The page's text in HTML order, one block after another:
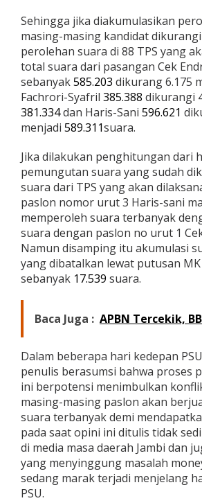
Sehingga jika diakumulasikan
masing-masing kandidat
perolehan suara di 88 TPS yang
total suara dari pasangan Cek
sebanyak585.203 dikurang 6.175
Fachrori-Syafril 385.388 dikurangi
381.334dan Haris-Sani 596.621
menjadi 589.311suara.
Jika dilakukan penghitungan dari
pemungutan suara yang sudah
suara dari TPS yang akan
paslon nomor urut 3 Haris-sani
memperoleh suara terbanyak
suara dengan paslon no urut 1
Namun disamping itu akumulasi
yang dibatalkan lewat putusan
sebanyak 17.539 suara.
Baca Juga : APBN Tercekik,
Dalam beberapa hari kedepan
penulis berasumsi bahwa proses
ini berpotensi menimbulkan
masing-masing paslon akan
suara terbanyak demi
pada saat opini ini ditulis tidak
di media masa daerah Jambi dan
yang menyinggung masalah
sedang marak terjadi menjelang
PSU.